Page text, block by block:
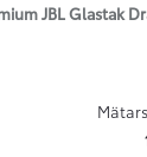
JBL Glastak